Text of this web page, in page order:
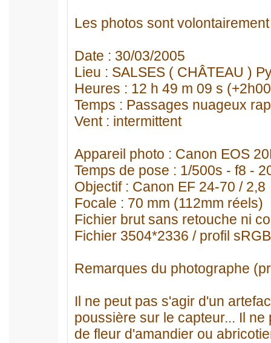
Les photos sont
Date : 30/03/2005
Lieu : SALSES ( CHÂTEAU )
Heures : 12 h 49 m 09 s
Temps : Passages nuageux
Vent : intermittent
Appareil photo : Canon EOS
Temps de pose : 1/500s - f8 -
Objectif : Canon EF 24-70 / 2,8
Focale : 70 mm (112mm réels)
Fichier brut sans retouche ni
Fichier 3504*2336 / profil sRGB
Remarques du photographe
Il ne peut pas s'agir d'un
poussière sur le capteur... Il
de fleur d'amandier ou